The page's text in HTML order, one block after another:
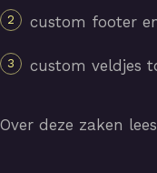
custom footer
custom veldjes
Over deze zaken